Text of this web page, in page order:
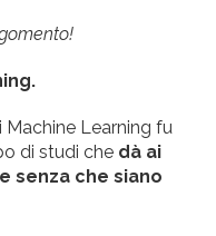
Machine Learning fu
di studi che dà ai
senza che siano